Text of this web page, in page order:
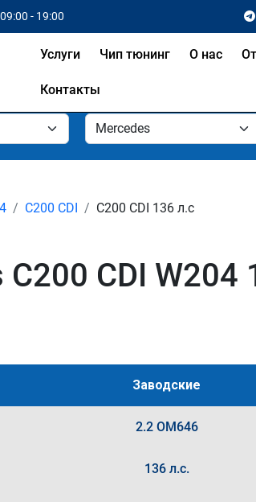
- 19:00
Услуги Чип тюнинг О нас
Контакты
C200 CDI C200 CDI 136 л.с
CDI W204
Заводские
2.2 OM646
136 л.с.